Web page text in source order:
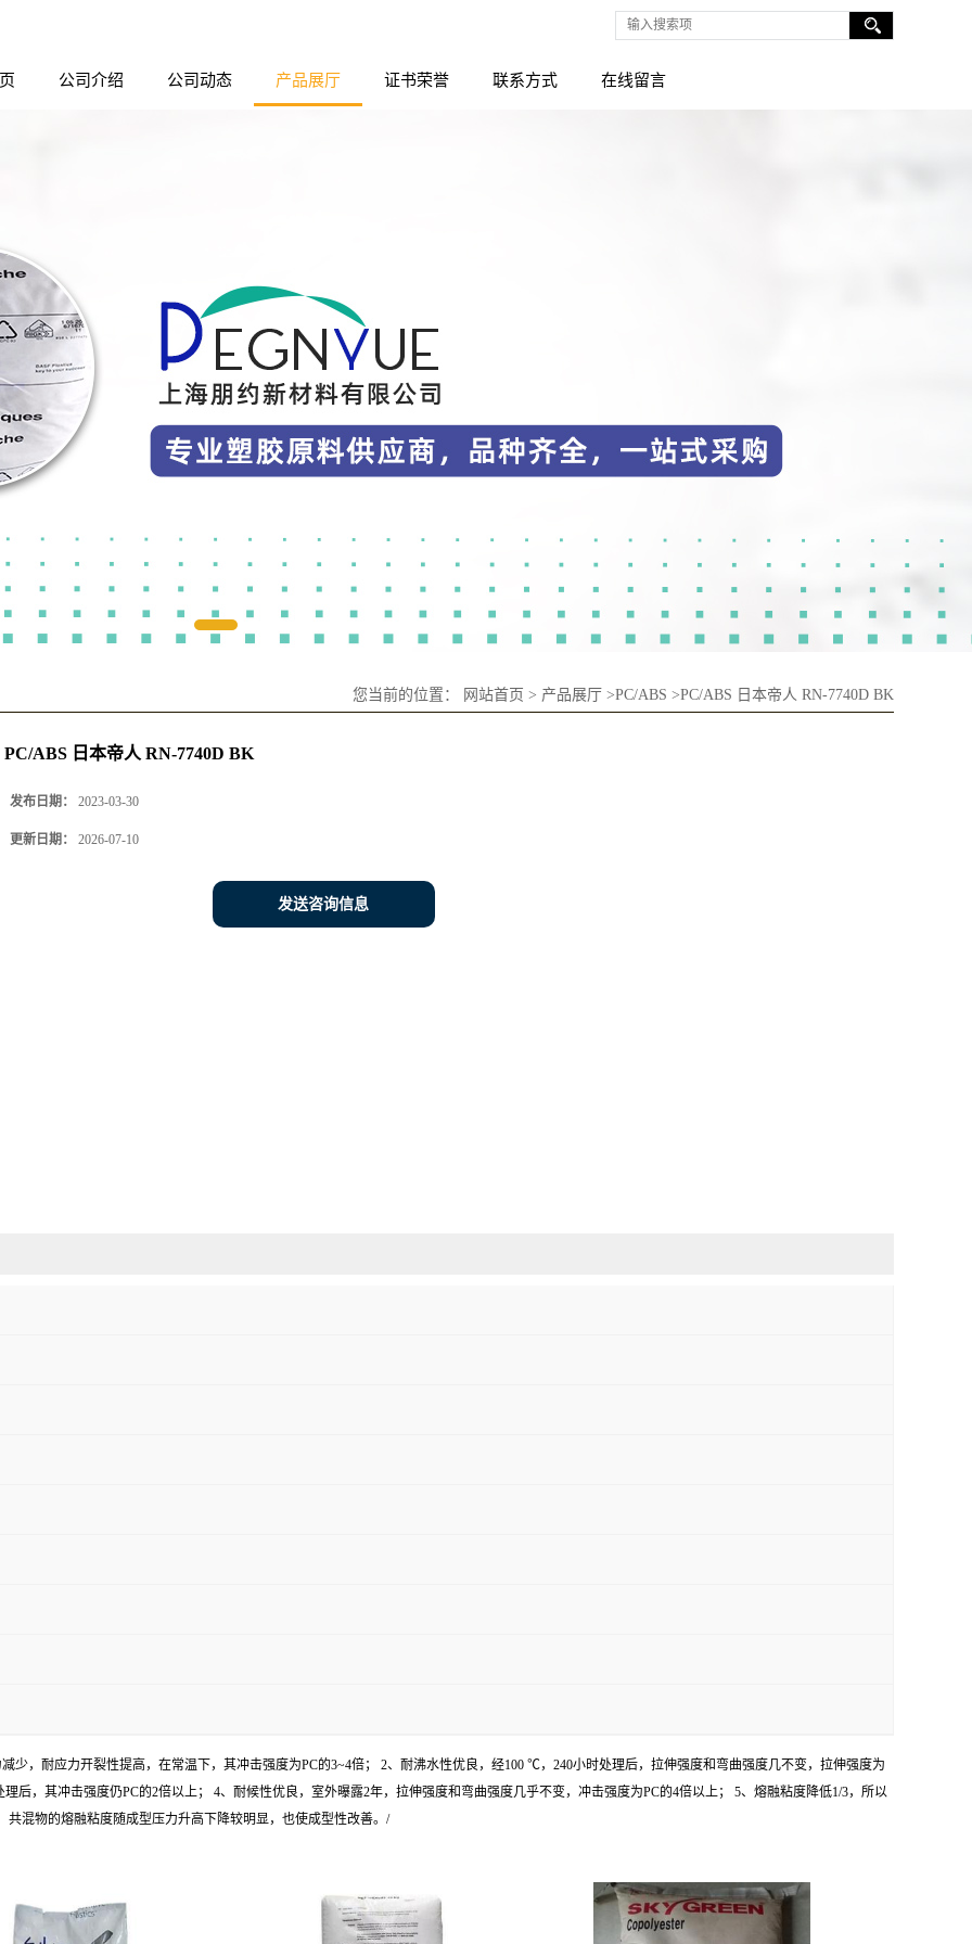
公司介绍 公司动态 产品展厅 证书荣誉 联系方式 在线留言
您当前的位置： 网站首页 > 产品展厅 >PC/ABS >PC/ABS 日本帝人 RN-7740D BK
PC/ABS 日本帝人 RN-7740D BK
发布日期： 2023-03-30
更新日期： 2026-07-10
发送咨询信息
少，耐应力开裂性提高，在常温下，其冲击强度为PC的3~4倍； 2、耐沸水性优良，经100 ℃，240小时处理后，拉伸强度和弯曲强度几不变，拉伸强度为
后，其冲击强度仍PC的2倍以上； 4、耐候性优良，室外曝露2年，拉伸强度和弯曲强度几乎不变，冲击强度为PC的4倍以上； 5、熔融粘度降低1/3，所以
混物的熔融粘度随成型压力升高下降较明显，也使成型性改善。/